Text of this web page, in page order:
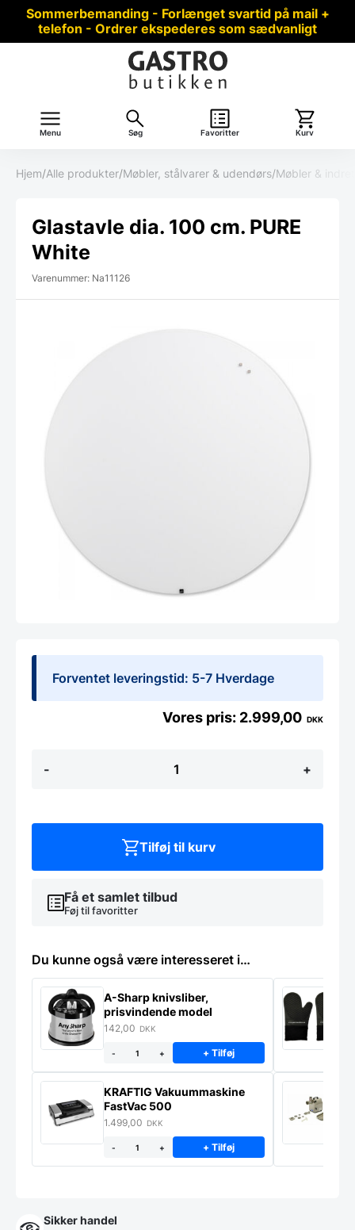
Sommerbemanding - Forlænget svartid på mail +
telefon - Ordrer ekspederes som sædvanligt
Menu Søg Favoritter Kurv
Hjem/Alle produkter/Møbler, stålvarer & udendørs/Møbler &
Glastavle dia. 100 cm. PURE
White
Varenummer: Na11126
Forventet leveringstid: 5-7 Hverdage
-
dia.
White
+
2.999,00 DKK
Få et samlet tilbud
Føj til favoritter
Tilføj til kurv
Du kunne også være interesseret i…
A-Sharp knivsliber,
prisvindende model
142,00 DKK
- + + Tilføj
KRAFTIG Vakuummaskine
FastVac 500
1.499,00 DKK
- + + Tilføj
Sikker handel